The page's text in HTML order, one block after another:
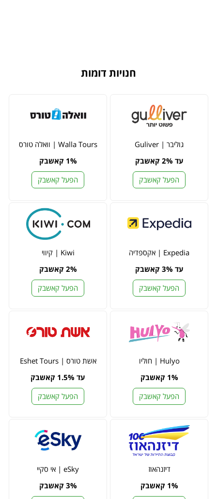
חנויות דומות
גוליבר | Guliver
עד 2% קאשבק
הפעל קאשבק
Walla Tours | וואלה טורס
1% קאשבק
הפעל קאשבק
Expedia | אקספדיה
עד 3% קאשבק
הפעל קאשבק
Kiwi | קיווי
2% קאשבק
הפעל קאשבק
Hulyo | חוליו
1% קאשבק
הפעל קאשבק
אשת טורס | Eshet Tours
עד 1.5% קאשבק
הפעל קאשבק
דיזנהאוז
1% קאשבק
eSky | אי סקיי
3% קאשבק